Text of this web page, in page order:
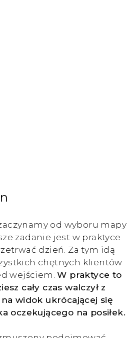
od wyboru mapy
zadanie jest w praktyce
dzień. Za tym idą
chętnych klientów
wejściem.W praktyce to
cały czas walczył z
na widok ukrócającej się
oczekującego na posiłek.